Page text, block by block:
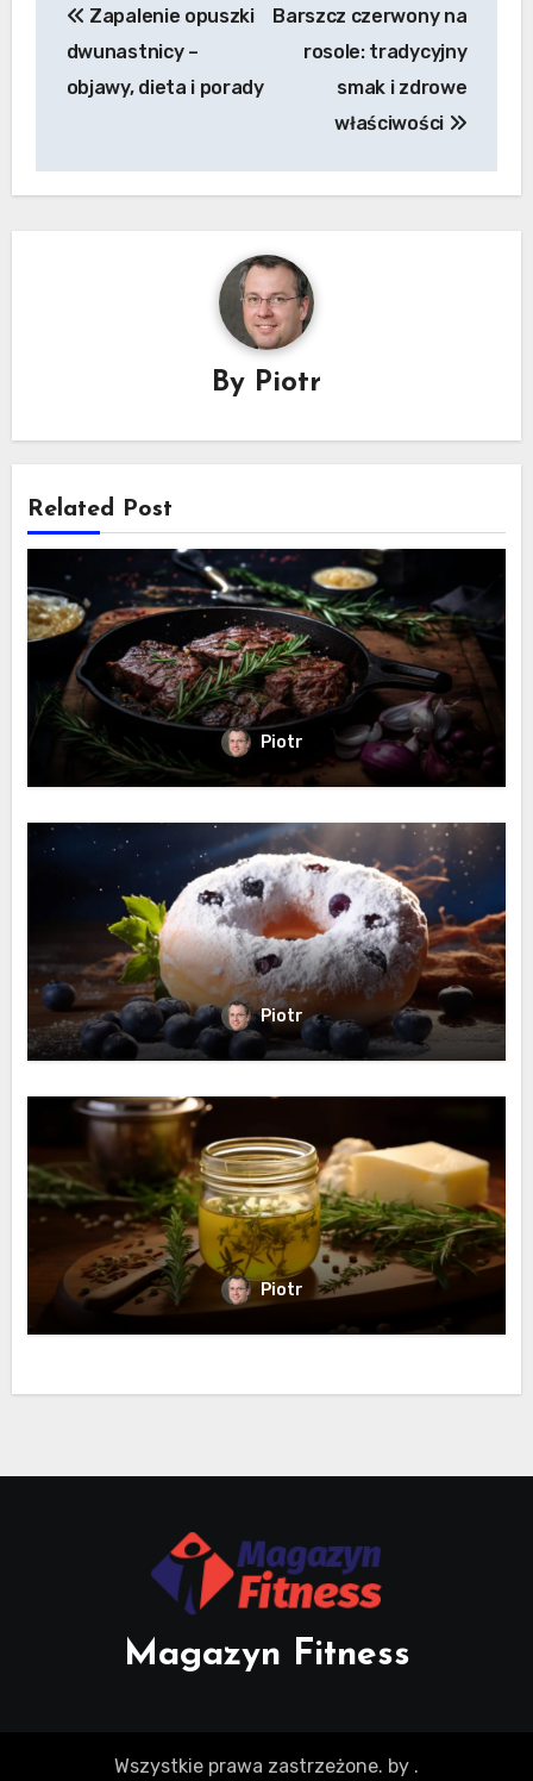
wpisu
Zapalenie opuszki
dwunastnicy –
objawy, dieta i porady
Barszcz czerwony na
rosole: tradycyjny
smak i zdrowe
właściwości
By Piotr
Related Post
Piotr
Piotr
Piotr
Magazyn Fitness
Wszystkie prawa zastrzeżone. by .